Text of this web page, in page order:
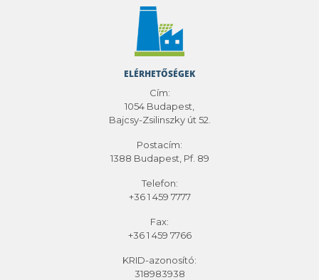
ELÉRHETŐSÉGEK
Cím:
1054 Budapest,
Bajcsy-Zsilinszky út 52.
Postacím:
1388 Budapest, Pf. 89
Telefon:
+36 1 459 7777
Fax:
+36 1 459 7766
KRID-azonosító:
318983938